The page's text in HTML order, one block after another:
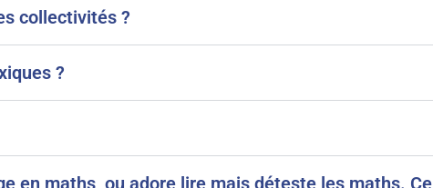
collectivités ?
?
en maths, ou adore lire mais déteste les maths. Ce